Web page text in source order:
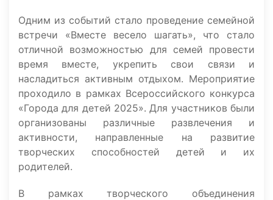
Одним из событий стало проведение семейной
встречи «Вместе весело шагать», что стало
отличной возможностью для семей провести
время вместе, укрепить свои связи и
насладиться активным отдыхом. Мероприятие
проходило в рамках Всероссийского конкурса
«Города для детей 2025». Для участников были
организованы различные развлечения и
активности, направленные на развитие
творческих способностей детей и их
родителей.
В рамках творческого объединения